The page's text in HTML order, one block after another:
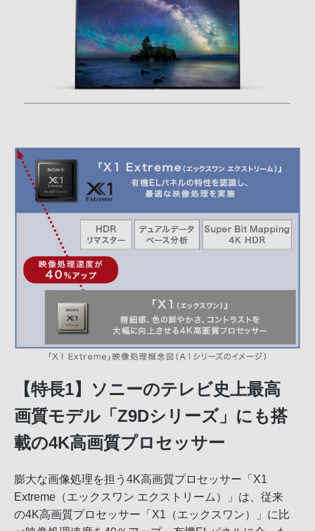
【特長1】ソニーのテレビ史上最高
画質モデル「Z9Dシリーズ」にも搭
載の4K高画質プロセッサー
膨大な画像処理を担う4K高画質プロセッサー「X1
Extreme（エックスワン エクストリーム）」は、従来
の4K高画質プロセッサー「X1（エックスワン）」に比